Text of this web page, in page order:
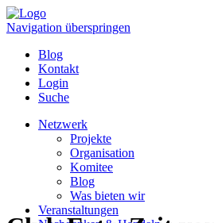
Navigation überspringen
Blog
Kontakt
Login
Suche
Netzwerk
Projekte
Organisation
Komitee
Blog
Was bieten wir
Veranstaltungen